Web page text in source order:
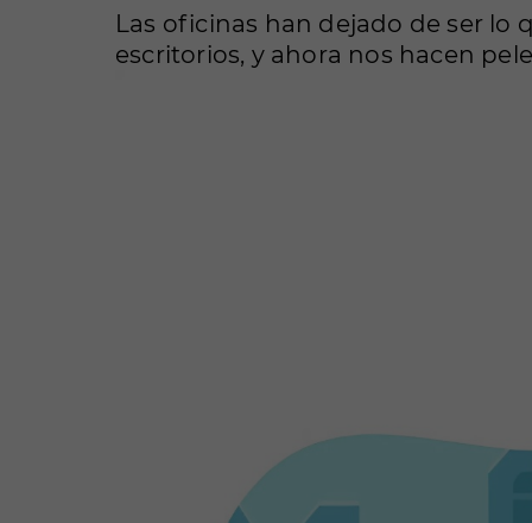
Las oficinas han dejado de ser lo
escritorios, y ahora nos hacen